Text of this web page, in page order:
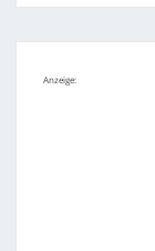
Anzeige: